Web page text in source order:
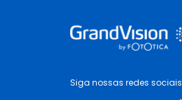
Siga nossas redes sociais